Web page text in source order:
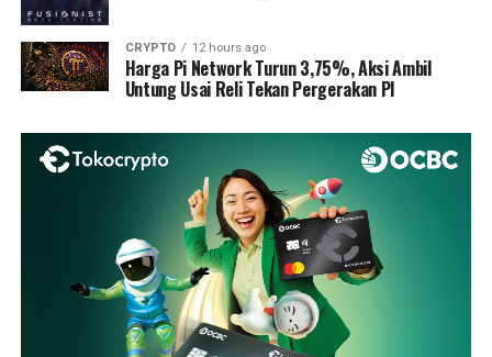
CRYPTO 12 hours ago
Harga Pi Network Turun 3,75%, Aksi Ambil
Untung Usai Reli Tekan Pergerakan PI